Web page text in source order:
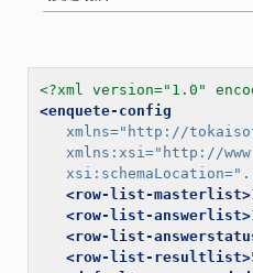
<?xml version="1.0"
<enquete-config
xmlns="http://
xmlns:xsi="http://
xsi:schemaLocation=
<row-list-masterlist>
<row-list-answerlist>
<row-list-
<row-list-resultlist>